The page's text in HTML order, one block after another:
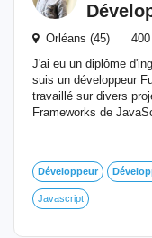
Orléans (45) 400
J'ai eu un diplôme
suis un développeur
travaillé sur divers
Frameworks de
Développeur
Javascript